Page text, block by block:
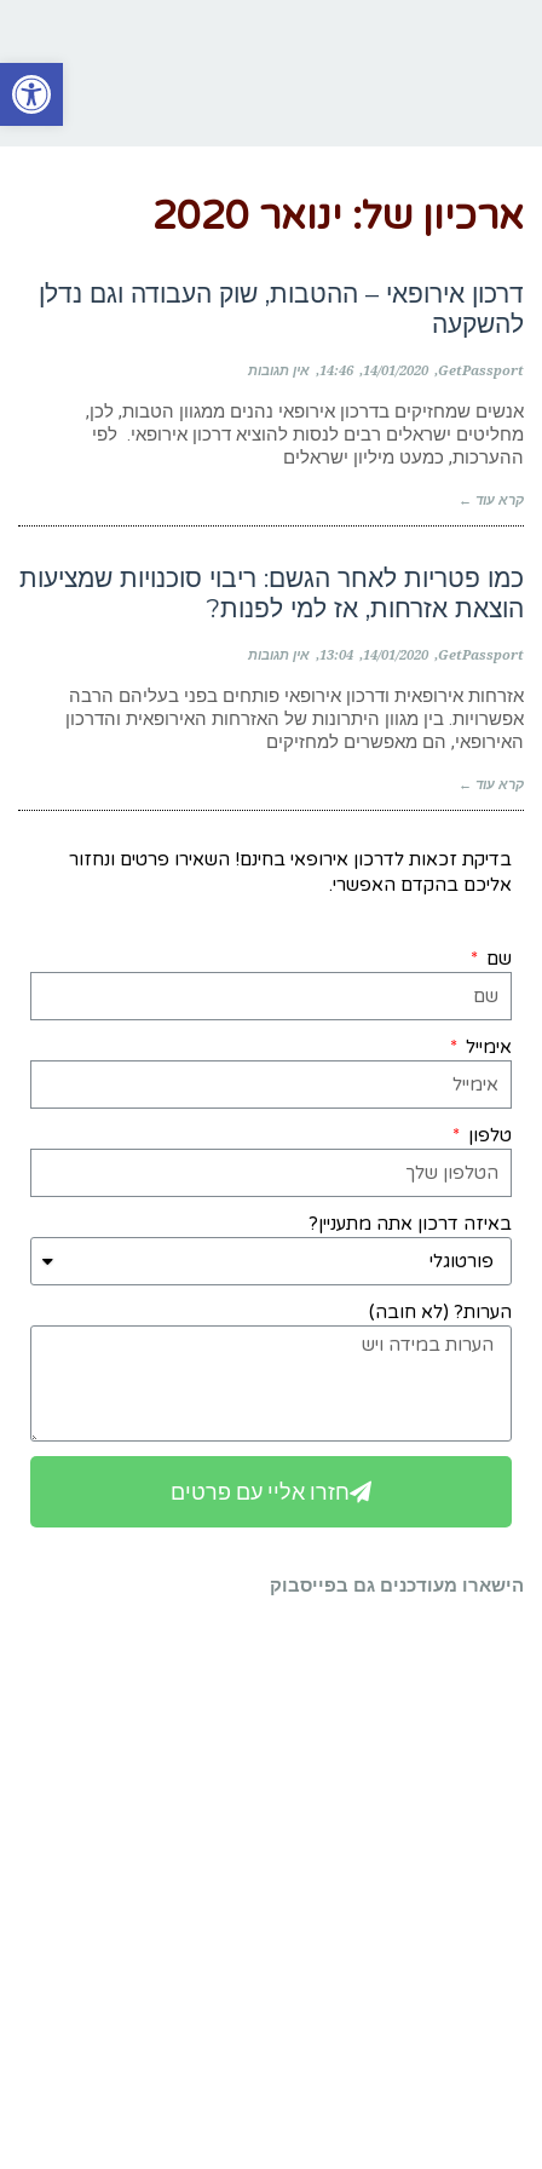
פתח
ארכיון של: ינואר 2020
דרכון אירופאי – ההטבות, שוק העבודה וגם נדלן
להשקעה
GetPassport
14/01/2020
14:46 אין תגובות
אנשים שמחזיקים בדרכון אירופאי נהנים ממגוון הטבות, לכן,
מחליטים ישראלים רבים לנסות להוציא דרכון אירופאי. לפי
ההערכות, כמעט מיליון ישראלים
קרא עוד ←
כמו פטריות לאחר הגשם: ריבוי סוכנויות שמציעות
הוצאת אזרחות, אז למי לפנות?
GetPassport
14/01/2020
13:04 אין תגובות
אזרחות אירופאית ודרכון אירופאי פותחים בפני בעליהם הרבה
אפשרויות. בין מגוון היתרונות של האזרחות האירופאית והדרכון
האירופאי, הם מאפשרים למחזיקים
קרא עוד ←
בדיקת זכאות לדרכון אירופאי בחינם! השאירו פרטים ונחזור
אליכם בהקדם האפשרי.
שם
אימייל
טלפון
באיזה דרכון אתה מתעניין?
הערות? (לא חובה)
חזרו אליי עם פרטים
הישארו מעודכנים גם בפייסבוק